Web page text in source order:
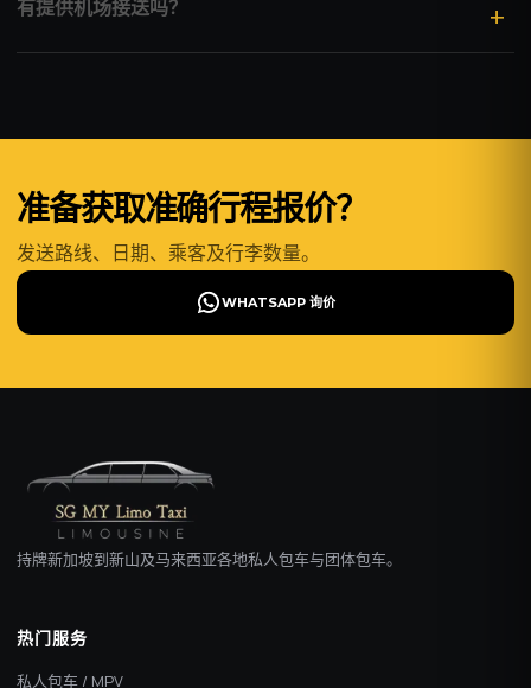
有提供机场接送吗？
准备获取准确行程报价？
发送路线、日期、乘客及行李数量。
WHATSAPP 询价
持牌新加坡到新山及马来西亚各地私人包车与团体包车。
热门服务
私人包车 / MPV